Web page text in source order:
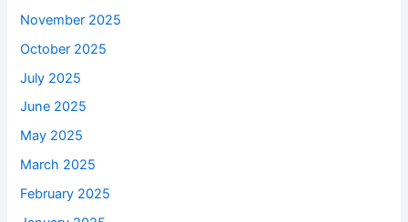
November 2025
October 2025
July 2025
June 2025
May 2025
March 2025
February 2025